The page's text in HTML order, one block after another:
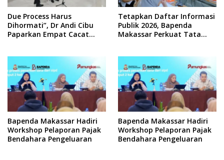
Due Process Harus
Dihormati”, Dr Andi Cibu
Paparkan Empat Cacat
Tetapkan Daftar Informasi
Publik 2026, Bapenda
Makassar Perkuat Tata
Bapenda Makassar Hadiri
Workshop Pelaporan Pajak
Bendahara Pengeluaran
Bapenda Makassar Hadiri
Workshop Pelaporan Pajak
Bendahara Pengeluaran